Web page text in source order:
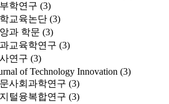
학연구 (3)
교육논단 (3)
과 학문 (3)
교육학연구 (3)
연구 (3)
of Technology Innovation (3)
사회과학연구 (3)
털융복합연구 (3)